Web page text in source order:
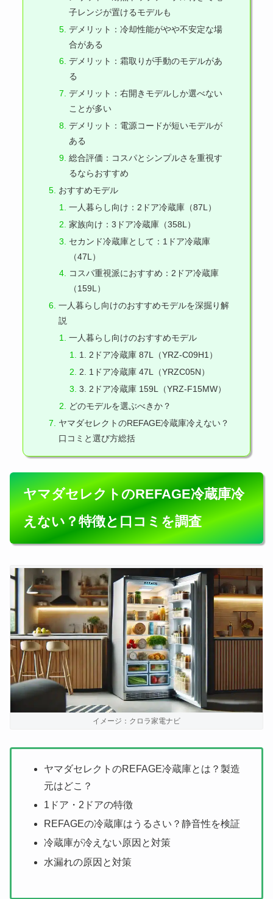
子レンジが置けるモデルも
デメリット：冷却性能がやや不安定な場
合がある
デメリット：霜取りが手動のモデルがあ
る
デメリット：右開きモデルしか選べない
ことが多い
デメリット：電源コードが短いモデルが
ある
総合評価：コスパとシンプルさを重視す
るならおすすめ
おすすめモデル
一人暮らし向け：2ドア冷蔵庫（87L）
家族向け：3ドア冷蔵庫（358L）
セカンド冷蔵庫として：1ドア冷蔵庫
（47L）
コスパ重視派におすすめ：2ドア冷蔵庫
（159L）
一人暮らし向けのおすすめモデルを深掘り解
説
一人暮らし向けのおすすめモデル
1. 2ドア冷蔵庫 87L（YRZ-C09H1）
2. 1ドア冷蔵庫 47L（YRZC05N）
3. 2ドア冷蔵庫 159L（YRZ-F15MW）
どのモデルを選ぶべきか？
ヤマダセレクトのREFAGE冷蔵庫冷えない？
口コミと選び方総括
ヤマダセレクトのREFAGE冷蔵庫冷
えない？特徴と口コミを調査
イメージ：クロラ家電ナビ
ヤマダセレクトのREFAGE冷蔵庫とは？製造
元はどこ？
1ドア・2ドアの特徴
REFAGEの冷蔵庫はうるさい？静音性を検証
冷蔵庫が冷えない原因と対策
水漏れの原因と対策